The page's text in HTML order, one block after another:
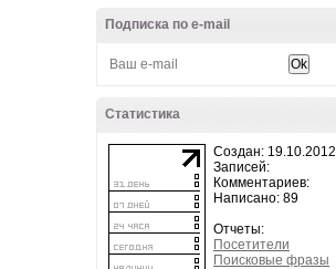
Подписка по e-mail
Статистика
Создан: 19.10.2012
Записей:
Комментариев:
Написано: 89
Отчеты:
Посетители
Поисковые фразы